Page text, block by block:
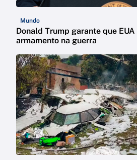
Mundo
Donald Trump garante que
armamento na guerra